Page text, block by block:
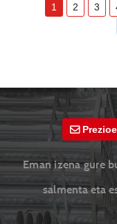
1 2 3
Eman izena gure
salmenta eta